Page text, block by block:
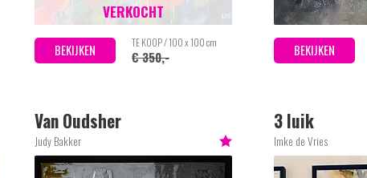
BEKIJKEN TE KOOP / 100 x 100 cm
€ 350,-
VERKOCHT
BEKIJKEN
Judy Bakker
Van Oudsher
Imke de Vries
3 luik